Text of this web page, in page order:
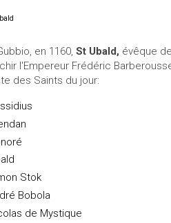
en 1160, St Ubald, évêque
l'Empereur Frédéric
des Saints du jour:
Stok
Bobola
de Mystique